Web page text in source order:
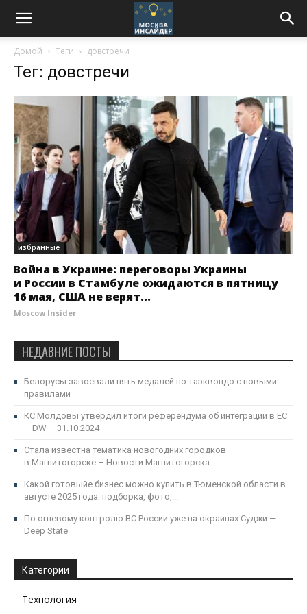
Домой Теги довстречи
Тег: довстречи
избранные
Война в Украине: переговоры Украины
и России в Стамбуле ожидаются в пятницу
16 мая, США не верят...
Moscow Insider
НЕДАВНИЕ ПОСТЫ
Белорусы завоевали пять медалей по таэквондо с новыми
правилами
КС Молдовы утвердил итоги референдума об интеграции в ЕС
– DW – 31.10.2024
Стала известна тематика новогодних городков
в Магнитогорске – Новости Магнитогорска
Какой готовыйе бизнес можно купить в Тюменской области в
августе 2025 года: подборка, фото,...
По огневому контролю ВС России уже на окраинах Суджи —
Deep State
Категории
Технология